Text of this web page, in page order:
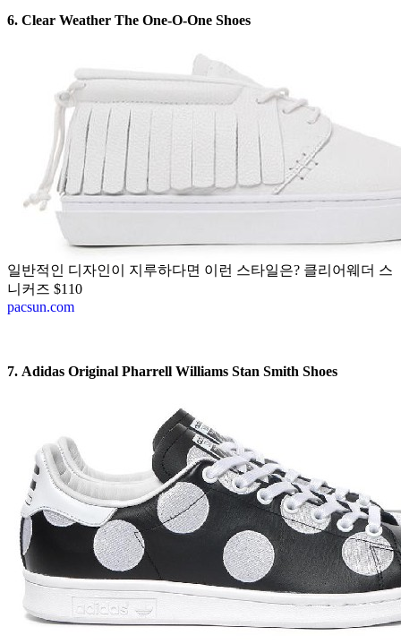
6. Clear Weather The One-O-One Shoes
일반적인 디자인이 지루하다면 이런 스타일은? 클리어웨더 스
니커즈 $110
pacsun.com
7. Adidas Original Pharrell Williams Stan Smith Shoes